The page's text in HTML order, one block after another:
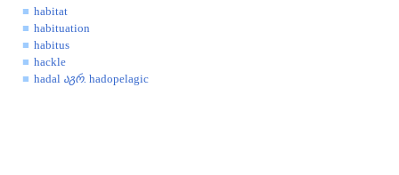
habitat
habituation
habitus
hackle
hadal აგრ. hadopelagic